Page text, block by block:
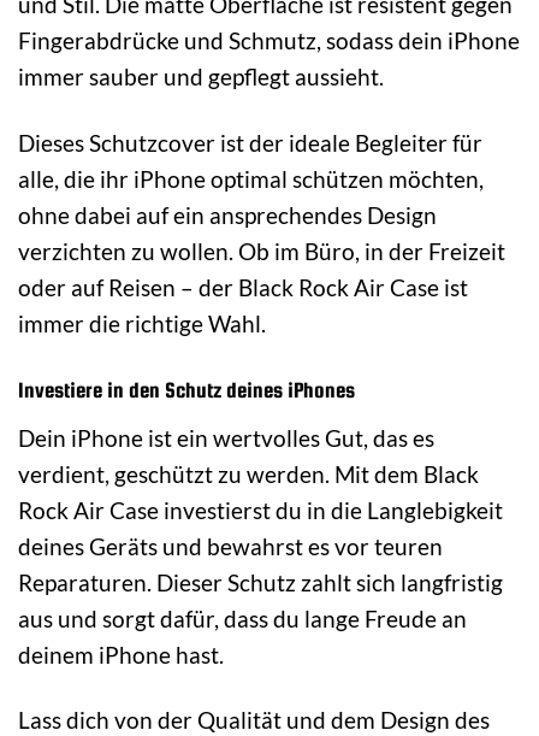
Fingerabdrücke und Schmutz, sodass dein iPhone
immer sauber und gepflegt aussieht.
Dieses Schutzcover ist der ideale Begleiter für
alle, die ihr iPhone optimal schützen möchten,
ohne dabei auf ein ansprechendes Design
verzichten zu wollen. Ob im Büro, in der Freizeit
oder auf Reisen – der Black Rock Air Case ist
immer die richtige Wahl.
Investiere in den Schutz deines iPhones
Dein iPhone ist ein wertvolles Gut, das es
verdient, geschützt zu werden. Mit dem Black
Rock Air Case investierst du in die Langlebigkeit
deines Geräts und bewahrst es vor teuren
Reparaturen. Dieser Schutz zahlt sich langfristig
aus und sorgt dafür, dass du lange Freude an
deinem iPhone hast.
Lass dich von der Qualität und dem Design des